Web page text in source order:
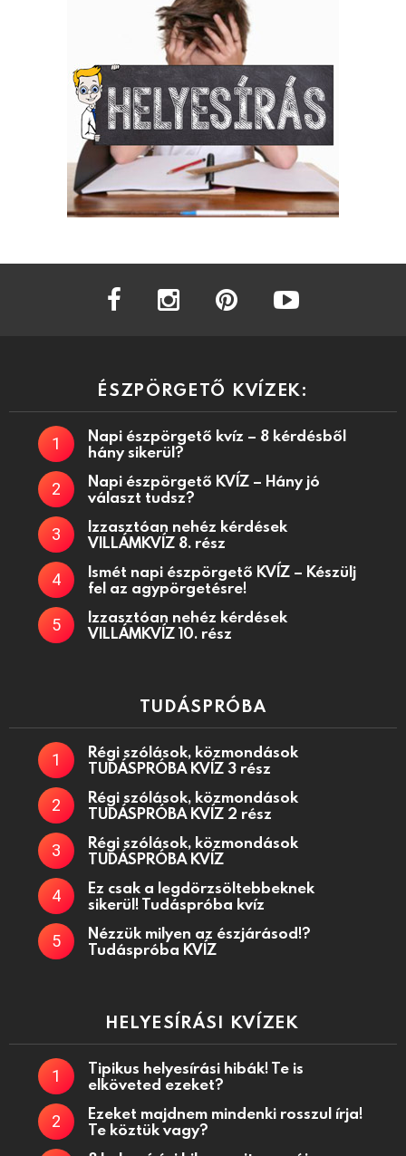
facebook instagram
ÉSZPÖRGETŐ KVÍZEK:
Napi észpörgető kvíz – 8 kérdésből
hány sikerül?
Napi észpörgető KVÍZ – Hány jó
választ tudsz?
Izzasztóan nehéz kérdések
VILLÁMKVÍZ 8. rész
Ismét napi észpörgető KVÍZ – Készülj
fel az agypörgetésre!
Izzasztóan nehéz kérdések
VILLÁMKVÍZ 10. rész
TUDÁSPRÓBA
Régi szólások, közmondások
TUDÁSPRÓBA KVÍZ 3 rész
Régi szólások, közmondások
TUDÁSPRÓBA KVÍZ 2 rész
Régi szólások, közmondások
TUDÁSPRÓBA KVÍZ
Ez csak a legdörzsöltebbeknek
sikerül! Tudáspróba kvíz
Nézzük milyen az észjárásod!?
Tudáspróba KVÍZ
HELYESÍRÁSI KVÍZEK
Tipikus helyesírási hibák! Te is
elköveted ezeket?
Ezeket majdnem mindenki rosszul írja!
Te köztük vagy?